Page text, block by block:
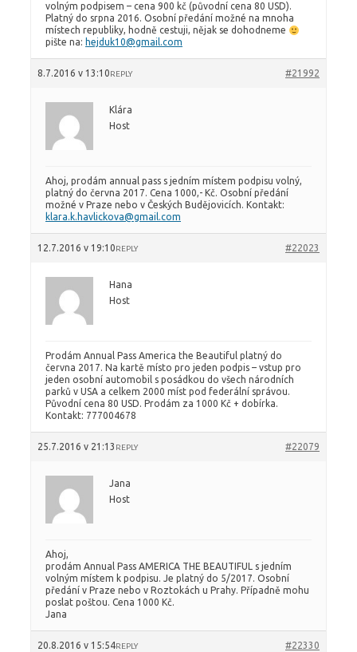
volným podpisem – cena 900 kč (původní cena 80 USD).
Platný do srpna 2016. Osobní předání možné na mnoha
místech republiky, hodně cestuji, nějak se dohodneme
pište na: hejduk10@gmail.com
8.7.2016 v 13:10 #21992
REPLY
Klára
Host
Ahoj, prodám annual pass s jedním místem podpisu volný,
platný do června 2017. Cena 1000,- Kč. Osobní předání
možné v Praze nebo v Českých Budějovicích. Kontakt:
klara.k.havlickova@gmail.com
12.7.2016 v 19:10 #22023
REPLY
Hana
Host
Prodám Annual Pass America the Beautiful platný do
června 2017. Na kartě místo pro jeden podpis – vstup pro
jeden osobní automobil s posádkou do všech národních
parků v USA a celkem 2000 míst pod federální správou.
Původní cena 80 USD. Prodám za 1000 Kč + dobírka.
Kontakt: 777004678
25.7.2016 v 21:13 #22079
REPLY
Jana
Host
Ahoj,
prodám Annual Pass AMERICA THE BEAUTIFUL s jedním
volným místem k podpisu. Je platný do 5/2017. Osobní
předání v Praze nebo v Roztokách u Prahy. Případně mohu
poslat poštou. Cena 1000 Kč.
Jana
20.8.2016 v 15:54 #22330
REPLY